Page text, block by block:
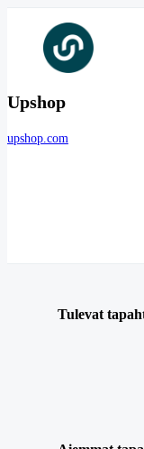
Upshop
upshop.com
Tulevat